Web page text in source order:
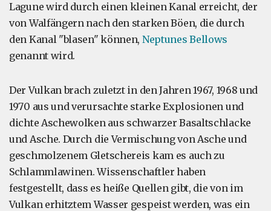
Lagune wird durch einen kleinen Kanal erreicht, der
von Walfängern nach den starken Böen, die durch
den Kanal "blasen" können, Neptunes Bellows
genannt wird.
Der Vulkan brach zuletzt in den Jahren 1967, 1968 und
1970 aus und verursachte starke Explosionen und
dichte Aschewolken aus schwarzer Basaltschlacke
und Asche. Durch die Vermischung von Asche und
geschmolzenem Gletschereis kam es auch zu
Schlammlawinen. Wissenschaftler haben
festgestellt, dass es heiße Quellen gibt, die von im
Vulkan erhitztem Wasser gespeist werden, was ein